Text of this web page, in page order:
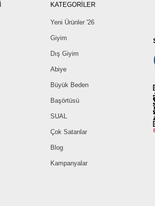
KATEGORİLER
Yeni Ürünler '26
Giyim
Dış Giyim
Abiye
Büyük Beden
Başörtüsü
SUAL
Çok Satanlar
Blog
Kampanyalar